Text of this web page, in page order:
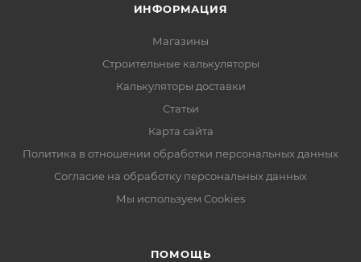
ИНФОРМАЦИЯ
Магазины
Строительные калькуляторы
Калькуляторы доставки
Статьи
Карта сайта
Политика в отношении обработки персональных данных
Согласие на обработку персональных данных
Мы используем Cookies
ПОМОЩЬ